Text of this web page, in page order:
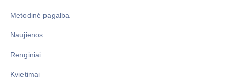
Metodinė pagalba
Naujienos
Renginiai
Kvietimai